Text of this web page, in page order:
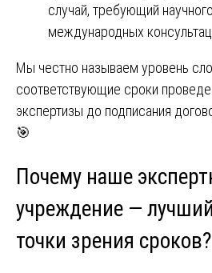
случай, требующий
международных
Мы честно называем уровень
соответствующие сроки
экспертизы до подписания
🎯
Почему наше
учреждение —
точки зрения